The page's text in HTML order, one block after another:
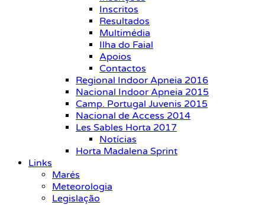
Inscritos
Resultados
Multimédia
Ilha do Faial
Apoios
Contactos
Regional Indoor Apneia 2016
Nacional Indoor Apneia 2015
Camp. Portugal Juvenis 2015
Nacional de Access 2014
Les Sables Horta 2017
Notícias
Horta Madalena Sprint
Links
Marés
Meteorologia
Legislação